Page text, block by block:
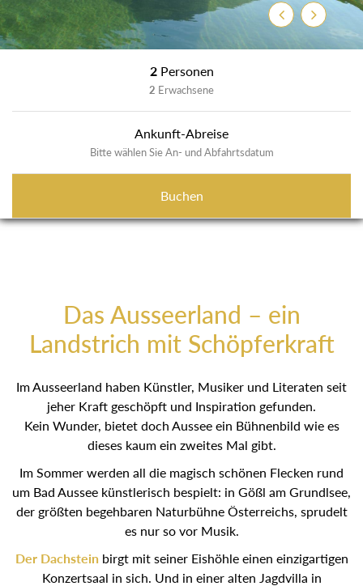
ZurückWeiter
2 Personen
2 Erwachsene
Ankunft-Abreise
Bitte wählen Sie An- und Abfahrtsdatum
Buchen
Das Ausseerland – ein
Landstrich mit Schöpferkraft
Im Ausseerland haben Künstler, Musiker und Literaten seit
jeher Kraft geschöpft und Inspiration gefunden.
Kein Wunder, bietet doch Aussee ein Bühnenbild wie es
dieses kaum ein zweites Mal gibt.
Im Sommer werden all die magisch schönen Flecken rund
um Bad Aussee künstlerisch bespielt: in Gößl am
Grundlsee, der größten begehbaren Naturbühne
Österreichs, sprudelt es nur so vor Musik.
Der Dachsteinbirgt mit seiner Eishöhle einen
einzigartigen Konzertsaal in sich. Und in einer alten